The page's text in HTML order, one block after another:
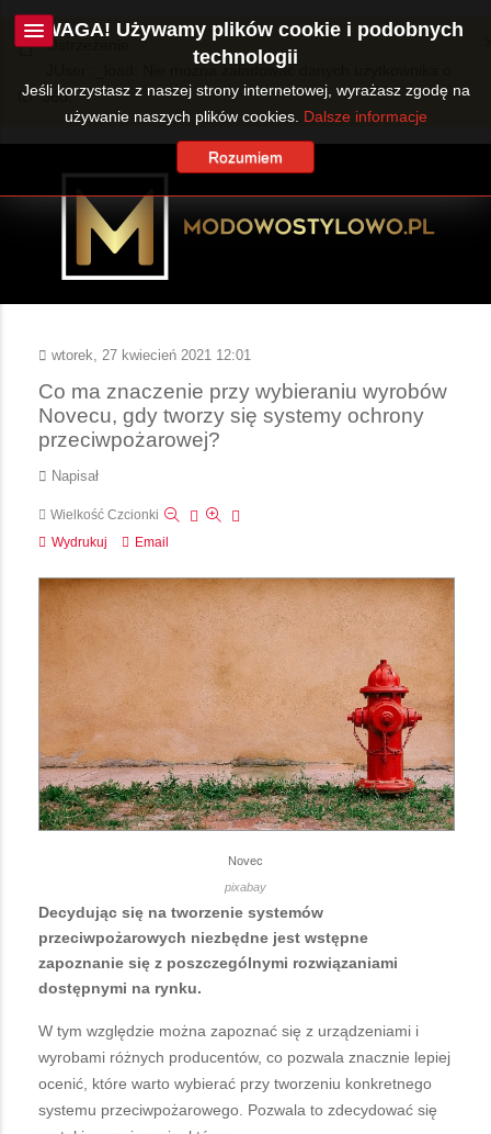
Ostrzeżenie
JUser::_load: Nie można załadować danych użytkownika o
ID: 360.
wtorek, 27 kwiecień 2021 12:01
Co ma znaczenie przy wybieraniu wyrobów
Novecu, gdy tworzy się systemy ochrony
przeciwpożarowej?
Napisał
Wielkość Czcionki
Wydrukuj
Email
Novec
pixabay
Decydując się na tworzenie systemów
przeciwpożarowych niezbędne jest wstępne
zapoznanie się z poszczególnymi rozwiązaniami
dostępnymi na rynku.
W tym względzie można zapoznać się z urządzeniami i
wyrobami różnych producentów, co pozwala znacznie lepiej
ocenić, które warto wybierać przy tworzeniu konkretnego
systemu przeciwpożarowego. Pozwala to zdecydować się
UWAGA! Używamy plików cookie i podobnych
technologii
Jeśli korzystasz z naszej strony internetowej, wyrażasz zgodę na
używanie naszych plików cookies. Dalsze informacje
Rozumiem